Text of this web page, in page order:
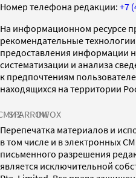
Номер телефона редакции: +7
На информационном ресурсе
рекомендательные
предоставления информации
систематизации и анализа
к предпочтениям
находящихся на территории
SPARROWINFOX
Перепечатка материалов и
в том числе и в электронных
письменного разрешения
является исключительной